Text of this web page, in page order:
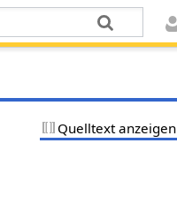
Quelltext anzeigen